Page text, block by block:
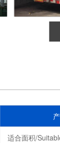
适合面积/